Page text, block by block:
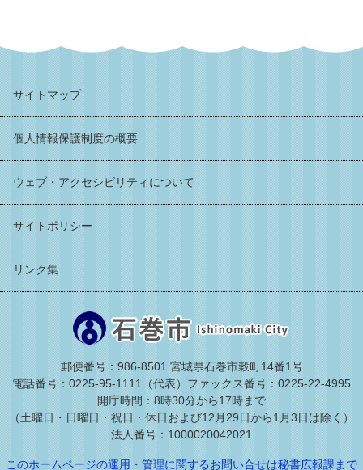
サイトマップ
個人情報保護制度の概要
ウェブ・アクセシビリティについて
サイトポリシー
リンク集
郵便番号：986-8501 宮城県石巻市穀町14番1号
電話番号：0225-95-1111（代表） ファックス番号：0225-22-4995
開庁時間：8時30分から17時まで
（土曜日・日曜日・祝日・休日および12月29日から1月3日は除く）
法人番号：1000020042021
このホームページの運用・管理に関するお問い合せは秘書広報課まで